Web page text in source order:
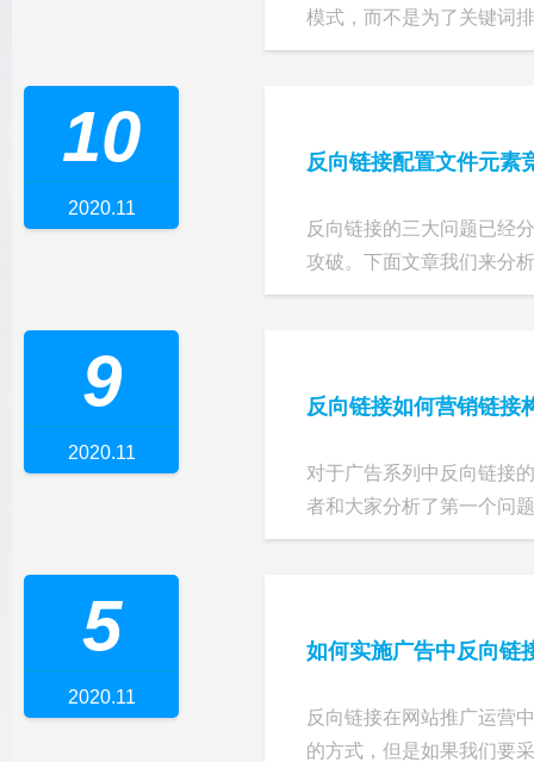
模式，而不是为了关键词
反向链接配置文件元素
反向链接的三大问题已经
攻破。下面文章我们来分
10
2020.11
反向链接如何营销链接
对于广告系列中反向链接
者和大家分析了第一个问
9
2020.11
如何实施广告中反向链
反向链接在网站推广运营
的方式，但是如果我们要
5
2020.11